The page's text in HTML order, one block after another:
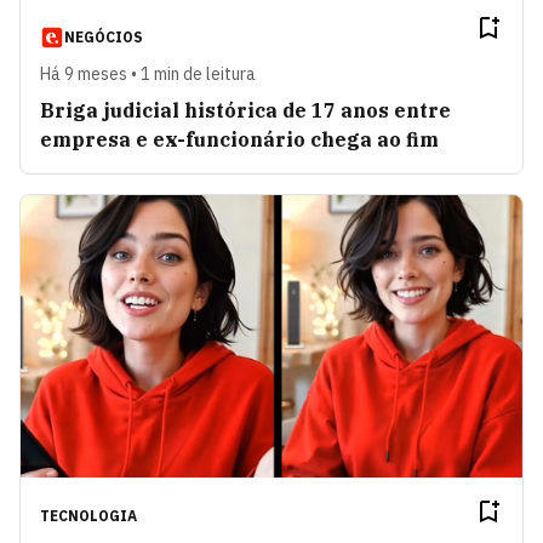
NEGÓCIOS
Há 9 meses • 1 min de leitura
Briga judicial histórica de 17 anos entre
empresa e ex-funcionário chega ao fim
TECNOLOGIA